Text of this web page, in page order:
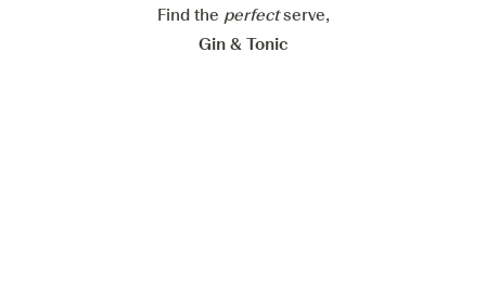
Ginventory
Find the perfectserve,
Gin & Tonic
Alles weigeren Alles aanvaarden